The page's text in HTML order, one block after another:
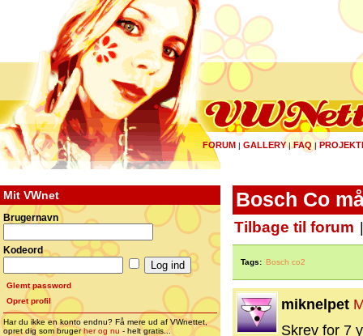
FORUM | GALLERY|FAQ |
Mit VWnet
Brugernavn
Kodeord
Glemt password
Opret profil
Har du ikke en konto endnu? Få mere ud af VWnettet,
opret dig som brugerher og nu - helt gratis...
Bosch Co
Tilbage til forum
Tags: Bosch co2
miknelpet
Skrev for 7